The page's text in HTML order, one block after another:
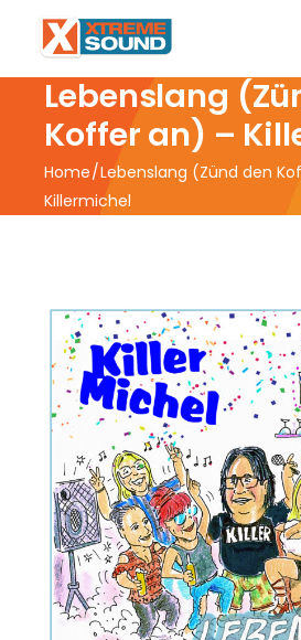
Lebenslang
Koffer an) –
Home Lebenslang (Zünd den
Killermichel